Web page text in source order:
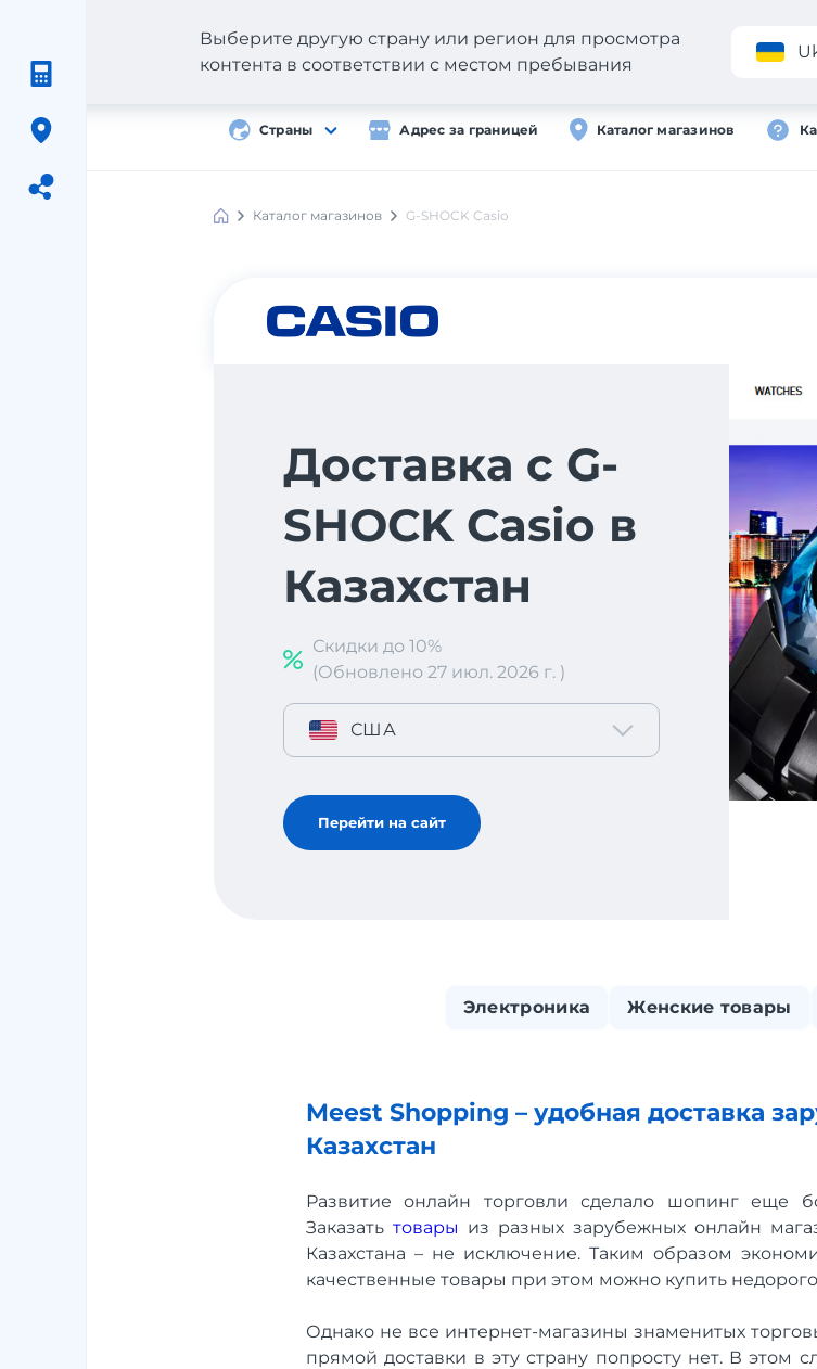
Страны Адрес за границей Каталог магазинов
Выберите другую страну или регион для просмотра
контента в соответствии с местом пребывания
Meest
Каталог магазинов G-SHOCK Casio
Доставка с G-
SHOCK Casio в
Казахстан
Скидки до 10%
(Обновлено 27 июл. 2026 г. )
США
Перейти на сайт
Электроника Женские товары
Meest Shopping – удобная доставка
Казахстан
Развитие онлайн торговли сделало шопинг еще
Заказать товары из разных зарубежных онлайн
Казахстана – не исключение. Таким образом
качественные товары при этом можно купить
Однако не все интернет-магазины знаменитых
прямой доставки в эту страну попросту нет. В этом